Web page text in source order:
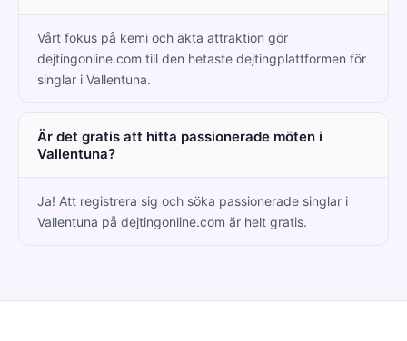
Vårt fokus på kemi och äkta attraktion gör
dejtingonline.com till den hetaste dejtingplattformen för
singlar i Vallentuna.
Är det gratis att hitta passionerade möten i
Vallentuna?
Ja! Att registrera sig och söka passionerade singlar i
Vallentuna på dejtingonline.com är helt gratis.